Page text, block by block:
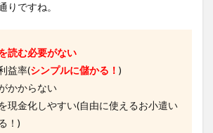
りですね。
読む必要がない
益率(シンプルに儲かる！ )
かからない
現金化しやすい(自由に使えるお小遣い
！)